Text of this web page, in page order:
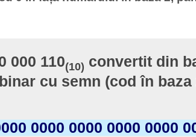
000 110(10) convertit din
cu semn (cod în baza
0000 0000 0000 0000